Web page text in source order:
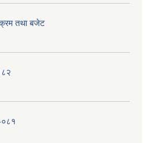
तथा बजेट
०८१